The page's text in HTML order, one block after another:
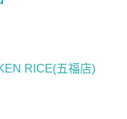
RICE(五福店)